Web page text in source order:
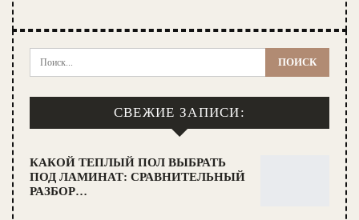
СВЕЖИЕ ЗАПИСИ:
КАКОЙ ТЕПЛЫЙ ПОЛ ВЫБРАТЬ
ПОД ЛАМИНАТ: СРАВНИТЕЛЬНЫЙ
РАЗБОР…